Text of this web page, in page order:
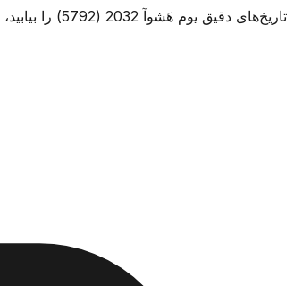
تاریخ‌های دقیق یوم هَشوآ 2032 (5792) را بیابید، از جمله زمان آغاز و پایان آن.